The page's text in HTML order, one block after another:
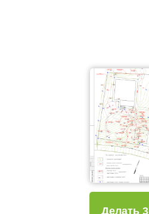
Делать